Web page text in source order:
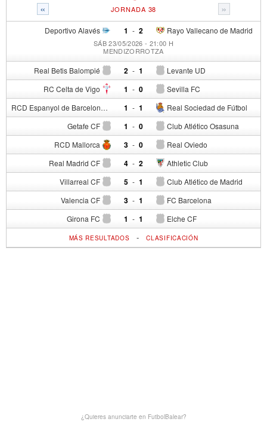
« »
JORNADA 38
Deportivo Alavés 1 - Rayo Vallecano de Madrid
2
SÁB 23/05/2026 - 21:00 H
MENDIZORROTZA
Real Betis Balompié 2 - Levante UD
1
RC Celta de Vigo 1 - Sevilla FC
0
RCD Espanyol de Barcelona 1 - Real Sociedad de Fútbol
1
Getafe CF 1 - Club Atlético Osasuna
0
RCD Mallorca 3 - Real Oviedo
0
Real Madrid CF 4 - Athletic Club
2
Villarreal CF 5 - Club Atlético de Madrid
1
Valencia CF 3 - FC Barcelona
1
Girona FC 1 - Elche CF
1
MÁS RESULTADOS -CLASIFICACIÓN
¿Quieres anunciarte en FutbolBalear?